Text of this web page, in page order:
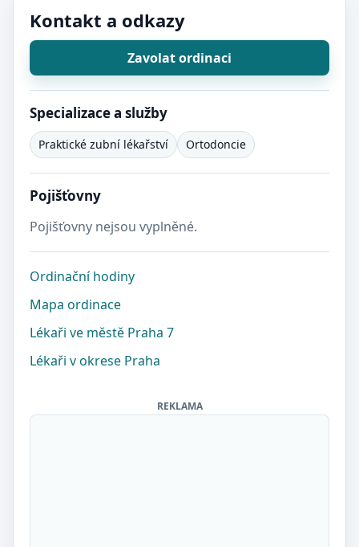
Kontakt a odkazy
Zavolat ordinaci
Specializace a služby
Praktické zubní lékařství Ortodoncie
Pojišťovny
Pojišťovny nejsou vyplněné.
Ordinační hodiny
Mapa ordinace
Lékaři ve městě Praha 7
Lékaři v okrese Praha
REKLAMA